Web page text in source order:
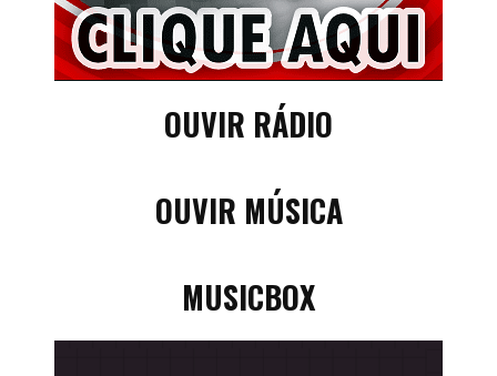
OUVIR RÁDIO
OUVIR MÚSICA
MUSICBOX